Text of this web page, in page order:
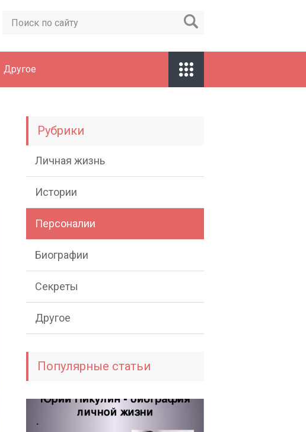
Другое
Рубрики
Личная жизнь
Истории
Персоналии
Биографии
Секреты
Другое
Популярные статьи